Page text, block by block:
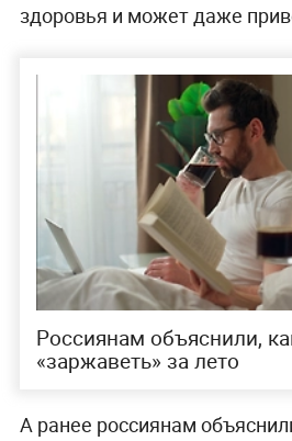
здоровья и может даже
Россиянам объяснили,
«заржаветь» за лето
А ранее россиянам